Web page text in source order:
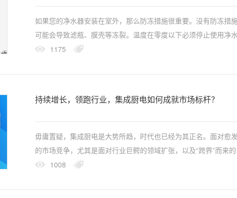
如果您的净水器安装在室外，那么防冻措施很重要。没有防冻措
可能会导致滤瓶、膜壳等冻裂。温度在零度以下必须停止使用净
由于水在凝固过程体积会膨胀，如果结冰，直接导致净水器所有的
1175
持续增长，领跑行业，集成厨电如何成就市场标杆？
毋庸置疑，集成厨电是大势所趋，时代也已经为其正名。面对愈
的市场竞争，尤其是面对行业巨鳄的领域扩张，以及“跨界”而来
挑战，业内企业更必须时刻做好战略规划，从而确保自身品牌的长
1008